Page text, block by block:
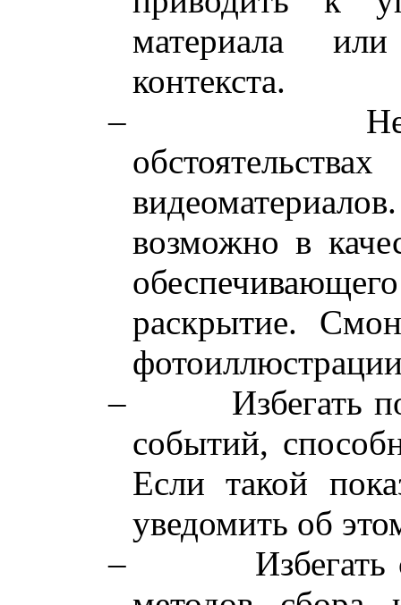
материала
контекста.
–
возможно в
раскрытие.
–
Избегать
событий,
Если такой
уведомить об
–